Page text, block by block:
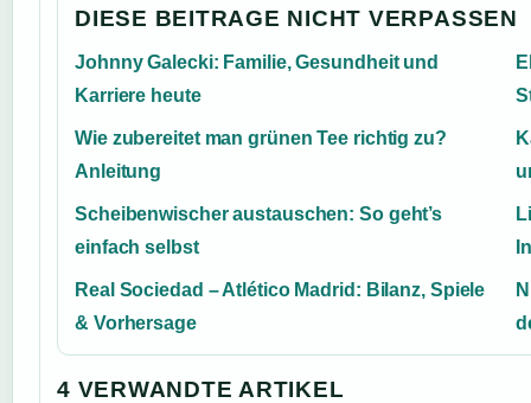
DIESE BEITRAGE NICHT VERPASSEN
Johnny Galecki: Familie, Gesundheit und
Karriere heute
Wie zubereitet man grünen Tee richtig zu?
Anleitung
Scheibenwischer austauschen: So geht’s
einfach selbst
Real Sociedad – Atlético Madrid: Bilanz, Spiele
& Vorhersage
4 VERWANDTE ARTIKEL